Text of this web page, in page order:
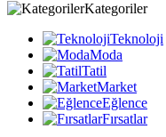
Kategoriler
Teknoloji
Moda
Tatil
Market
Eğlence
Fırsatlar